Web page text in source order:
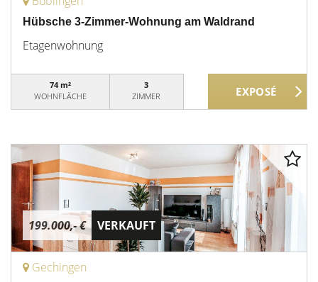
Hübsche 3-Zimmer-Wohnung am Waldrand
Etagenwohnung
74 m²
WOHNFLÄCHE
3
ZIMMER
199.000,- € VERKAUFT
Gechingen